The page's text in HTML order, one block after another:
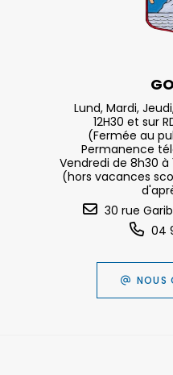
Lund, Mardi,
12H30 et sur
(Fermée au
Permanence
Vendredi de 8h30 à
(hors vacances
30 rue
04
NOUS